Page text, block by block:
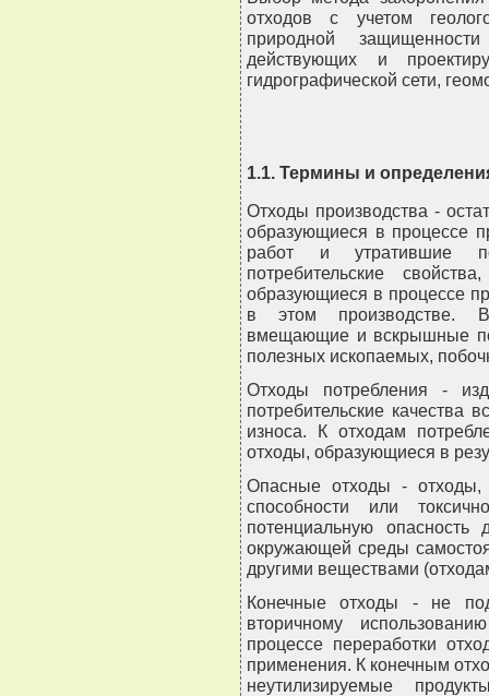
отходов с учетом
природной
действующих и
гидрографической сети,
1.1. Термины и
Отходы производства -
образующиеся в процессе
работ и утратившие
потребительские
образующиеся в процессе
в этом производстве.
вмещающие и вскрышные
полезных ископаемых,
Отходы потребления -
потребительские качества
износа. К отходам
отходы, образующиеся в
Опасные отходы - отходы,
способности или
потенциальную опасность
окружающей среды
другими веществами
Конечные отходы - не
вторичному
процессе переработки
применения. К конечным
неутилизируемые